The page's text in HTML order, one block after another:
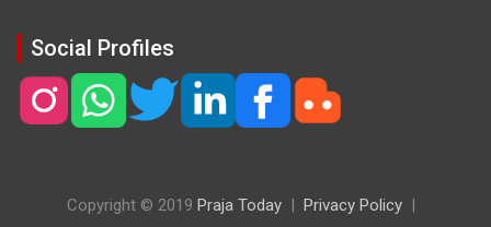
Social Profiles
Copyright © 2019 Praja Today
Privacy Policy